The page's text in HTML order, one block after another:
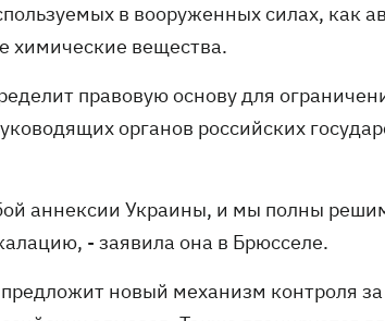
в вооруженных силах, как
химические вещества.
правовую основу для
органов российских
аннексии Украины, и мы полны
- заявила она в Брюсселе.
новый механизм контроля